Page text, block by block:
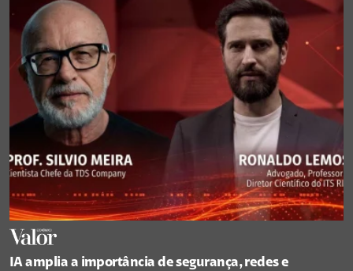
IA amplia a importância de segurança, redes e